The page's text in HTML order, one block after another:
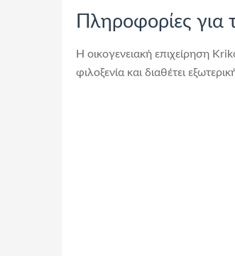
Πληροφορίες
Η οικογενειακή επιχείρηση
φιλοξενία και διαθέτει